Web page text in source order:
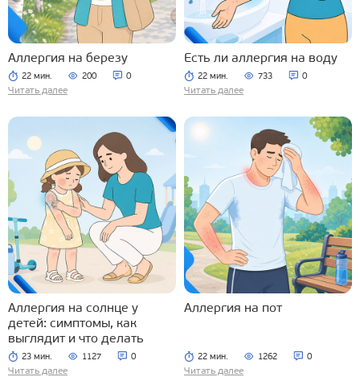
Аллергия на березу
22 мин. 200 0
Читать далее
Есть ли аллергия на воду
22 мин. 733 0
Читать далее
Аллергия на солнце у
детей: симптомы, как
выглядит и что делать
23 мин. 1127 0
Читать далее
Аллергия на пот
22 мин. 1262 0
Читать далее